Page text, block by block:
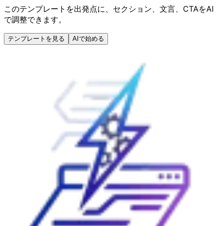
このテンプレートを出発点に、セクション、文言、CTAをAI
で調整できます。
テンプレートを見る AIで始める